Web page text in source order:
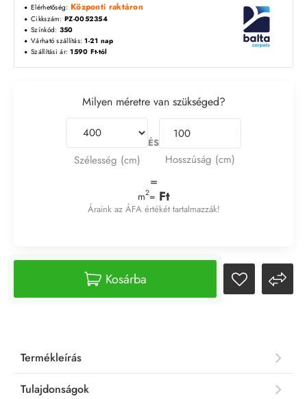
Elérhetőség: Központi raktáron
Cikkszám: PZ-0052354
Színkód: 350
Várható szállítás: 1-21 nap
Szállítási ár: 1590 Ft-tól
Milyen méretre van szükséged?
Szélesség (cm)
ÉS
Hosszúság (cm)
=
m2= Ft
Áraink az ÁFA értékét tartalmazzák!
Kosárba
Termékleírás
Tulajdonságok